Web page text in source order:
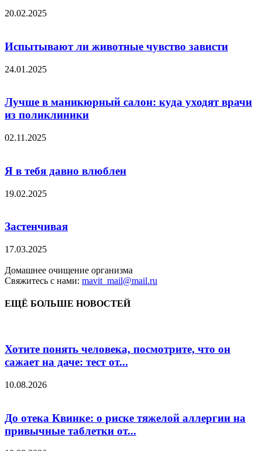
20.02.2025
Испытывают ли животные чувство зависти
24.01.2025
Лучше в маникюрный салон: куда уходят врачи
из поликлиники
02.11.2025
Я в тебя давно влюблен
19.02.2025
Застенчивая
17.03.2025
Домашнее очищение организма
Свяжитесь с нами: mavit_mail@mail.ru
ЕЩЁ БОЛЬШЕ НОВОСТЕЙ
Хотите понять человека, посмотрите, что он
сажает на даче: тест от...
10.08.2026
До отека Квинке: о риске тяжелой аллергии на
привычные таблетки от...